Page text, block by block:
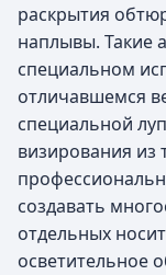
раскрытия
наплывы. Такие
специальном
отличавшемся
специальной
визирования из
создавать
отдельных
осветительное